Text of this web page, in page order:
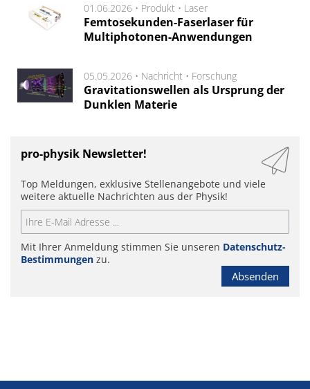
01.06.2026 • Produkt • Laser
Femtosekunden-Faserlaser für
Multiphotonen-Anwendungen
05.05.2026 • Nachricht • Forschung
Gravitationswellen als Ursprung der
Dunklen Materie
pro-physik Newsletter!
Top Meldungen, exklusive Stellenangebote und viele
weitere aktuelle Nachrichten aus der Physik!
Mit Ihrer Anmeldung stimmen Sie unseren Datenschutz-
Bestimmungen zu.
Absenden